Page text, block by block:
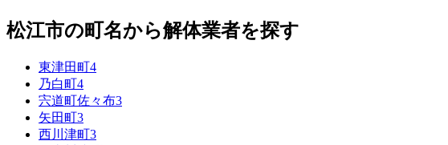
松江市の町名から解体業者を探す
東津田町4
乃白町4
宍道町佐々布3
矢田町3
西川津町3